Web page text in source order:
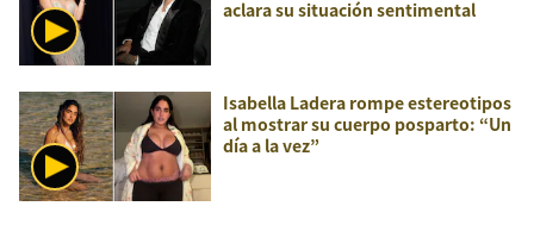
aclara su situación sentimental
Isabella Ladera rompe estereotipos
al mostrar su cuerpo posparto: “Un
día a la vez”